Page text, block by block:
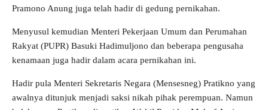
Pramono Anung juga telah hadir di gedung pernikahan.
Menyusul kemudian Menteri Pekerjaan Umum dan Perumahan
Rakyat (PUPR) Basuki Hadimuljono dan beberapa pengusaha
kenamaan juga hadir dalam acara pernikahan ini.
Hadir pula Menteri Sekretaris Negara (Mensesneg) Pratikno yang
awalnya ditunjuk menjadi saksi nikah pihak perempuan. Namun